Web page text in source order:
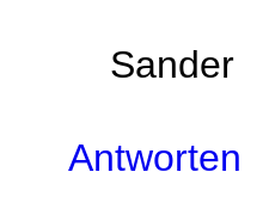
Sander
Antworten